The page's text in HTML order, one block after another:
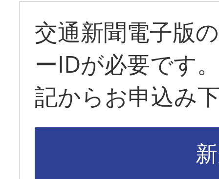
交通新聞電子版
ーIDが必要です
記からお申込み